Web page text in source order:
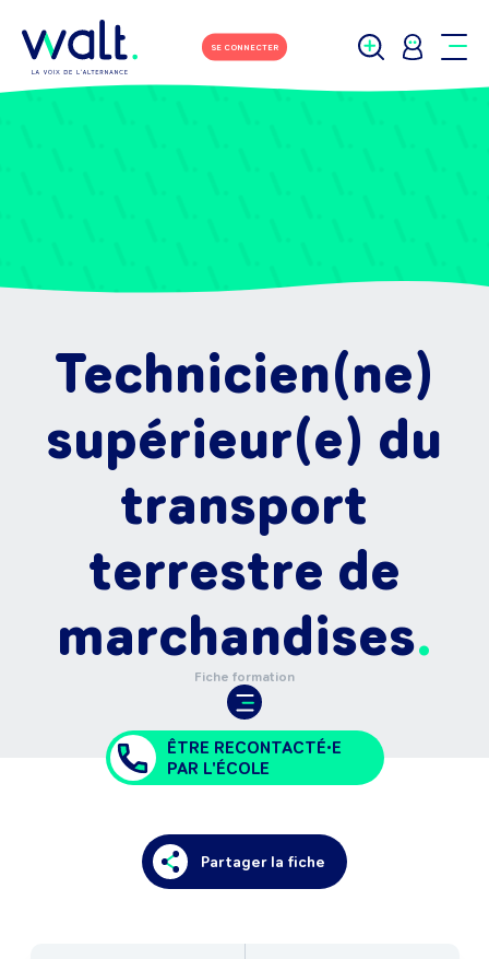
SE CONNECTER
Technicien(ne)
supérieur(e) du
transport
terrestre de
marchandises
Fiche formation
ÊTRE RECONTACTÉ•E
PAR L'ÉCOLE
Partager la fiche